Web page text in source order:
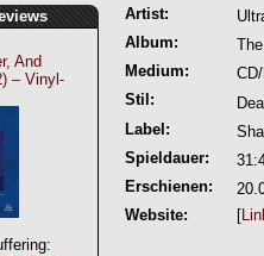
And
– Vinyl-
Artist:
Album:
Medium:
Stil:
Label:
Spieldauer:
Erschienen:
Website:
[